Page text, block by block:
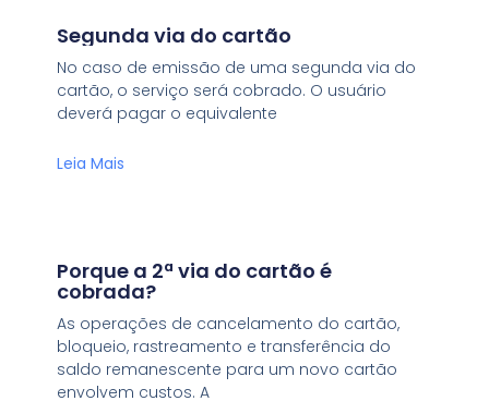
Segunda via do cartão
No caso de emissão de uma segunda via do
cartão, o serviço será cobrado. O usuário
deverá pagar o equivalente
Leia Mais
Porque a 2ª via do cartão é
cobrada?
As operações de cancelamento do cartão,
bloqueio, rastreamento e transferência do
saldo remanescente para um novo cartão
envolvem custos. A